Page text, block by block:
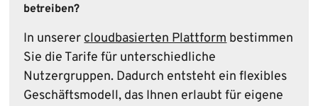
betreiben?
In unserercloudbasierten Plattformbestimmen
Sie die Tarife für unterschiedliche
Nutzergruppen. Dadurch entsteht ein flexibles
Geschäftsmodell, das Ihnen erlaubt für eigene